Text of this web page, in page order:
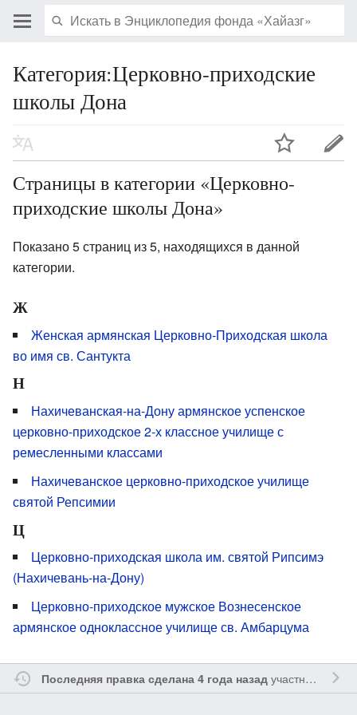
Категория:Церковно-приходские
школы Дона
Страницы в категории «Церковно-
приходские школы Дона»
Показано 5 страниц из 5, находящихся в данной
категории.
Ж
Женская армянская Церковно-Приходская школа
во имя св. Сантукта
Н
Нахичеванская-на-Дону армянское успенское
церковно-приходское 2-х классное училище с
ремесленными классами
Нахичеванское церковно-приходское училище
святой Репсимии
Ц
Церковно-приходская школа им. святой Рипсимэ
(Нахичевань-на-Дону)
Церковно-приходское мужское Вознесенское
армянское одноклассное училище св. Амбарцума
Последняя правка сделана 4 года назадучастником